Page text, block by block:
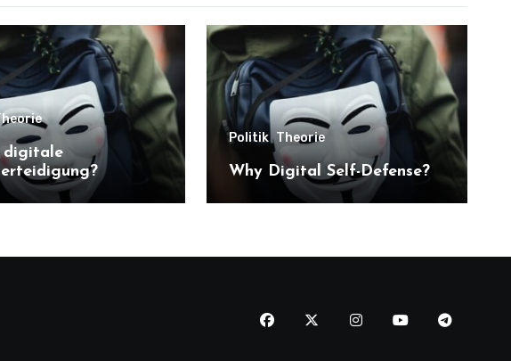
digitale
Politik Theorie
Why Digital Self-Defense?